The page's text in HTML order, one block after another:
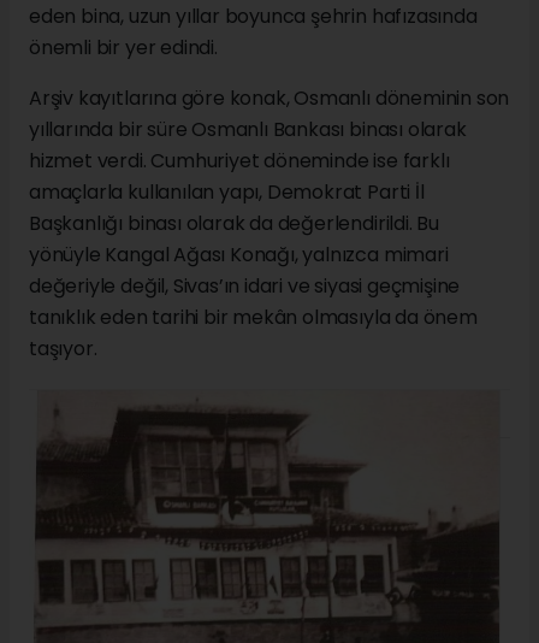
eden bina, uzun yıllar boyunca şehrin hafızasında
önemli bir yer edindi.
Arşiv kayıtlarına göre konak, Osmanlı döneminin son
yıllarında bir süre Osmanlı Bankası binası olarak
hizmet verdi. Cumhuriyet döneminde ise farklı
amaçlarla kullanılan yapı, Demokrat Parti İl
Başkanlığı binası olarak da değerlendirildi. Bu
yönüyle Kangal Ağası Konağı, yalnızca mimari
değeriyle değil, Sivas’ın idari ve siyasi geçmişine
tanıklık eden tarihi bir mekân olmasıyla da önem
taşıyor.